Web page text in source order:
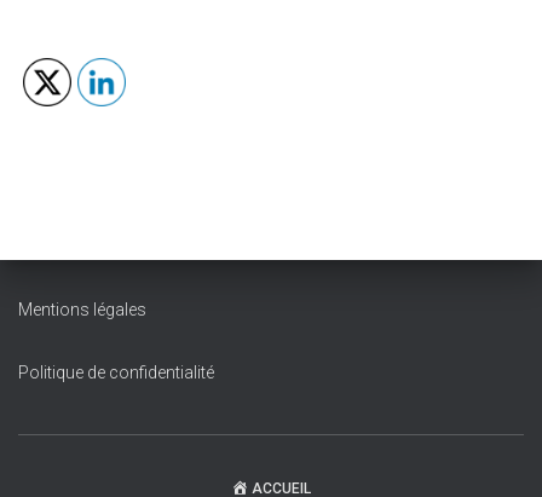
Mentions légales
Politique de confidentialité
ACCUEIL